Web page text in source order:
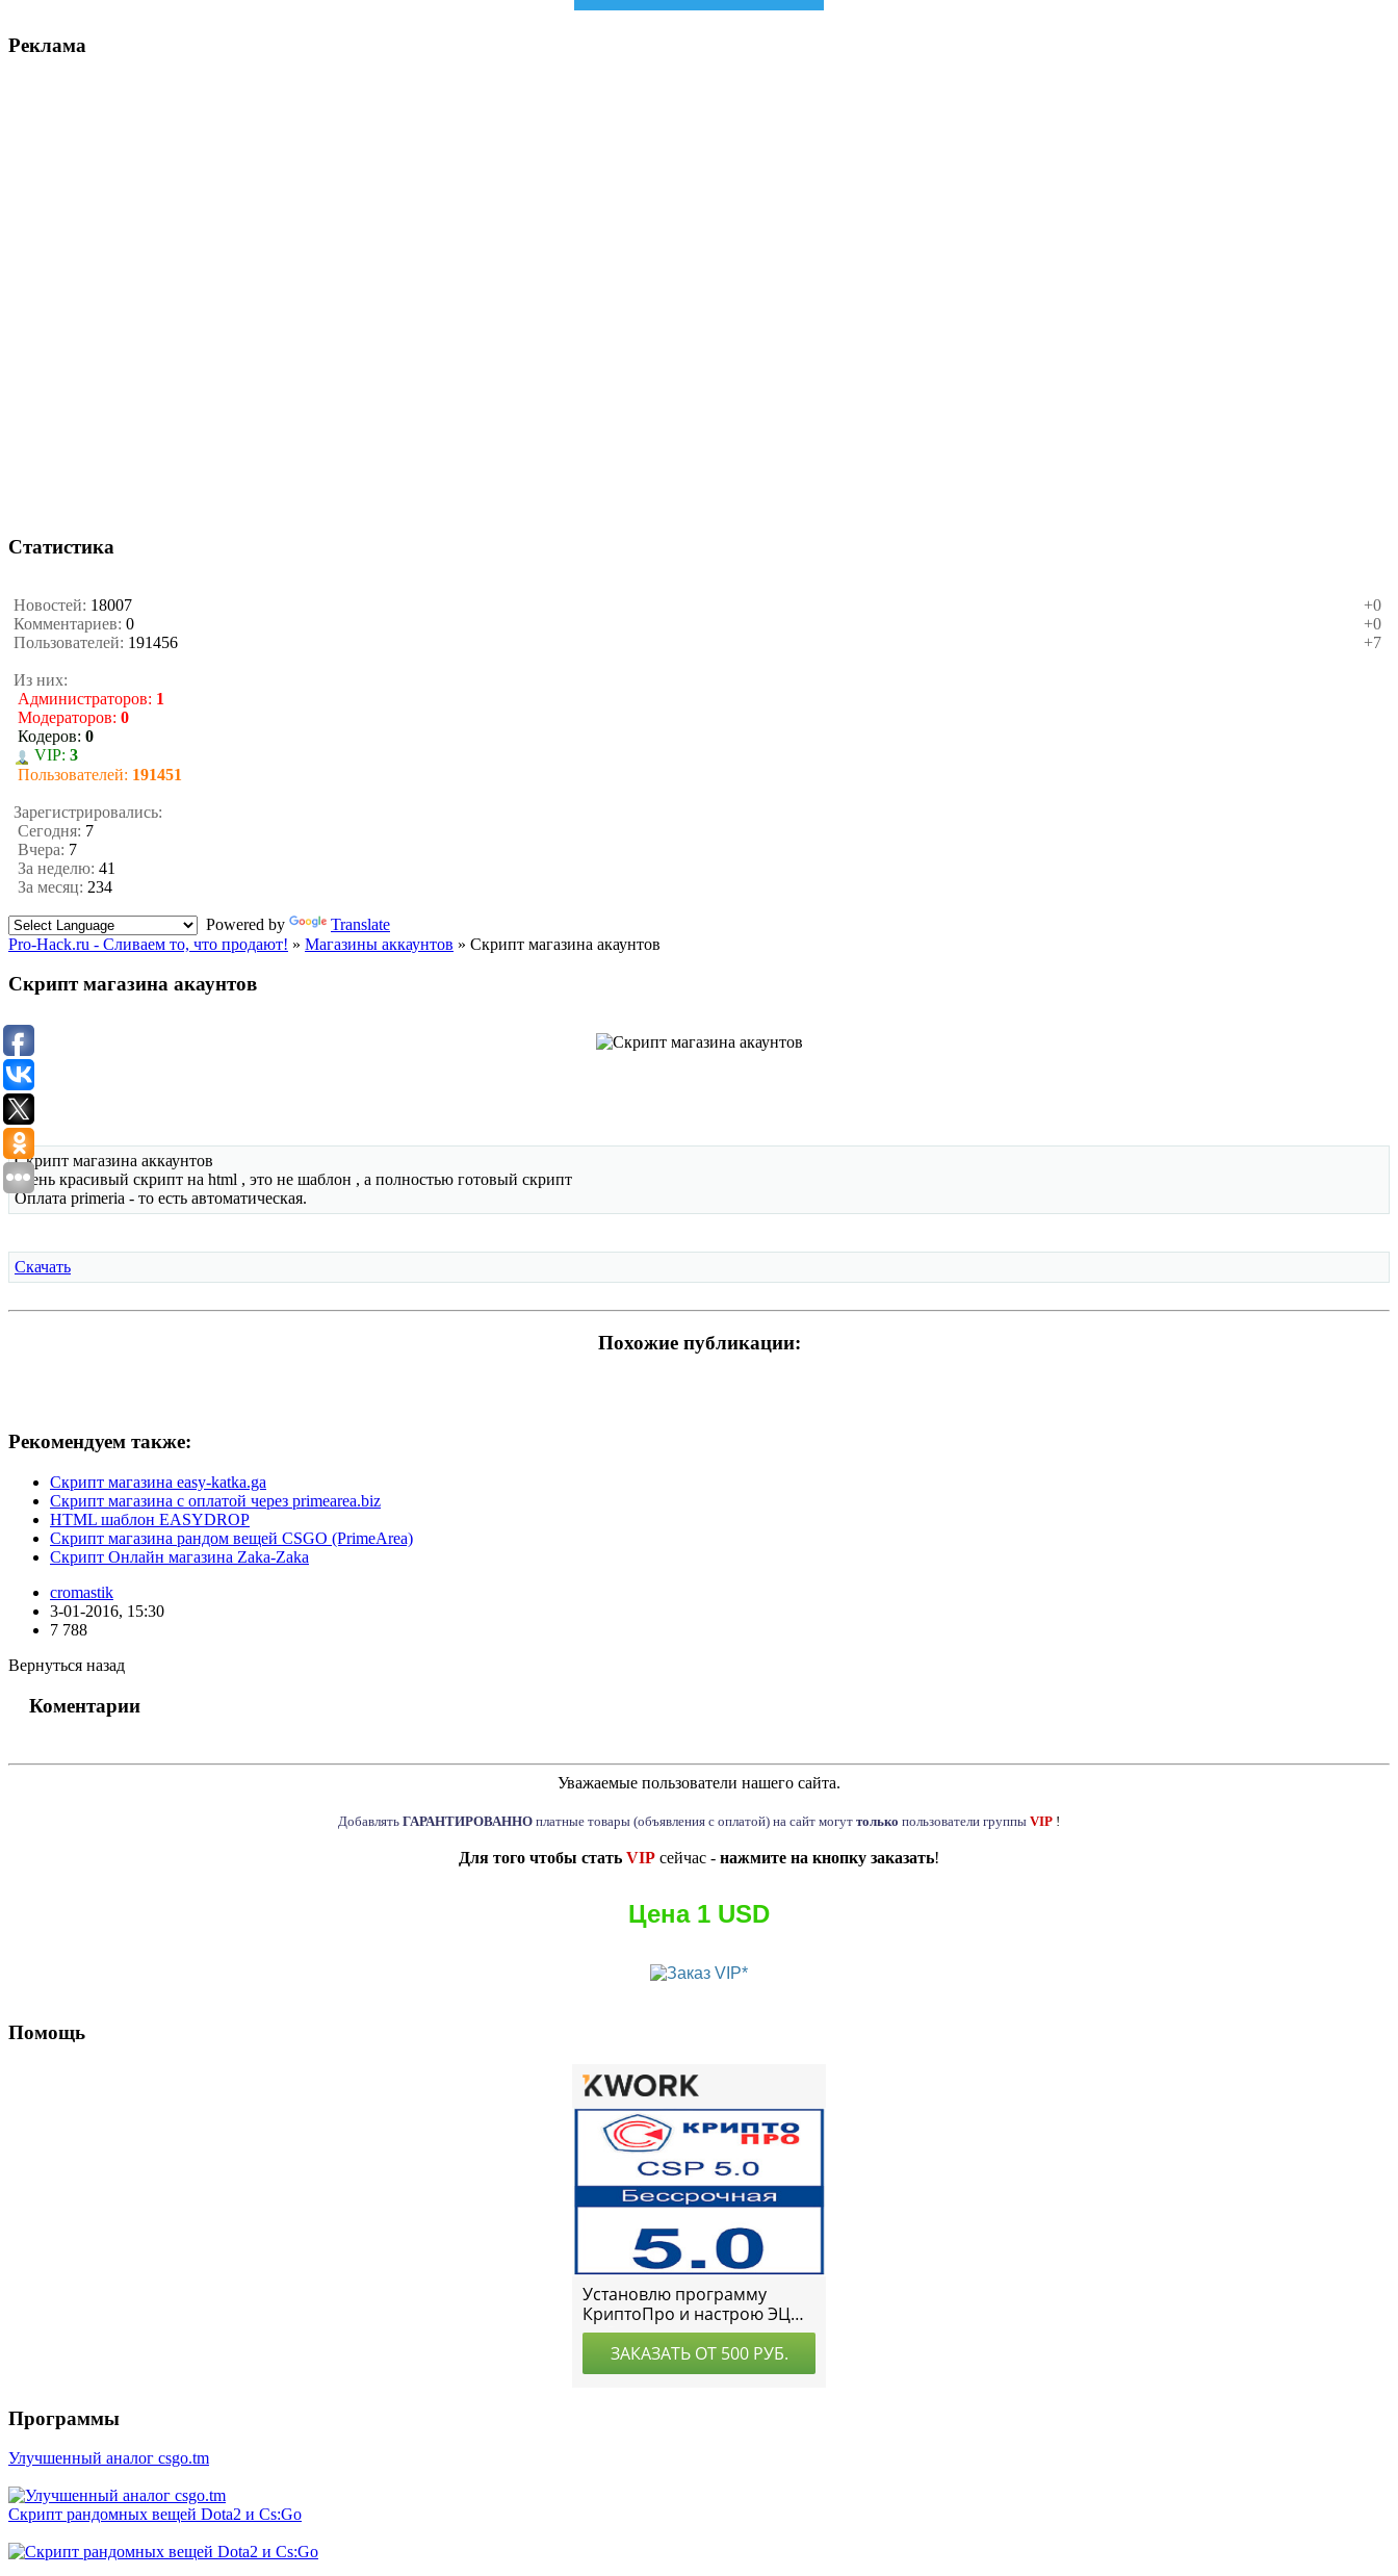
Реклама
Статистика
+0
Новостей: 18007
+0
Комментариев: 0
+7
Пользователей: 191456
Из них:
Администраторов: 1
Модераторов: 0
Кодеров: 0
VIP: 3
Пользователей: 191451
Зарегистрировались:
Сегодня: 7
Вчера: 7
За неделю: 41
За месяц: 234
Powered by
Translate
Pro-Hack.ru - Сливаем то, что продают! » Магазины аккаунтов » Скрипт магазина акаунтов
Скрипт магазина акаунтов
Скрипт магазина аккаунтов
очень красивый скрипт на html , это не шаблон , а полностью готовый скрипт
Оплата primeria - то есть автоматическая.
Скачать
Похожие публикации:
Рекомендуем также:
Скрипт магазина easy-katka.ga
Скрипт магазина с оплатой через primearea.biz
HTML шаблон EASYDROP
Скрипт магазина рандом вещей CSGO (PrimeArea)
Скрипт Онлайн магазина Zaka-Zaka
cromastik
3-01-2016, 15:30
7 788
Вернуться назад
Коментарии
Уважаемые пользователи нашего сайта.
Добавлять ГАРАНТИРОВАННО платные товары (объявления с оплатой) на сайт могут только пользователи группы VIP !
Для того чтобы стать VIP сейчас - нажмите на кнопку заказать!
Цена 1 USD
Помощь
Программы
Улучшенный аналог csgo.tm
Скрипт рандомных вещей Dota2 и Cs:Go